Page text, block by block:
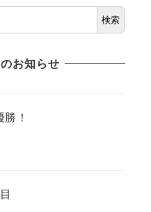
検索
お知らせ
！